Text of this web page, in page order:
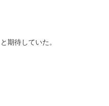
期待していた。